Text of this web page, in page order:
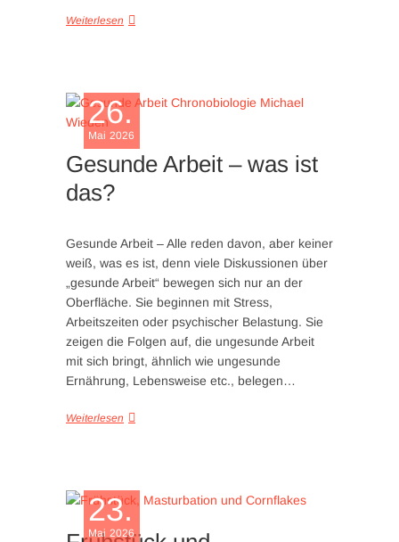
Weiterlesen
26.
Mai 2026
Gesunde Arbeit – was ist
das?
Gesunde Arbeit – Alle reden davon, aber keiner
weiß, was es ist, denn viele Diskussionen über
„gesunde Arbeit“ bewegen sich nur an der
Oberfläche. Sie beginnen mit Stress,
Arbeitszeiten oder psychischer Belastung. Sie
zeigen die Folgen auf, die ungesunde Arbeit
mit sich bringt, ähnlich wie ungesunde
Ernährung, Lebensweise etc., belegen…
Weiterlesen
23.
Mai 2026